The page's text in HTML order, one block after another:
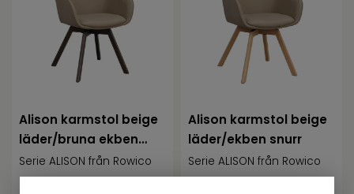
Alison karmstol beige
läder/bruna ekben
snurr
Serie ALISON från Rowico
4 295 SEK
Alison karmstol beige
läder/ekben snurr
Serie ALISON från Rowico
4 295 SEK